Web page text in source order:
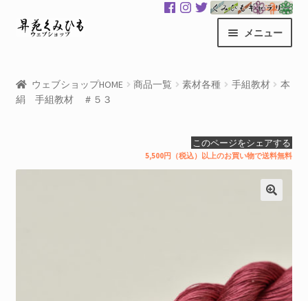
ナ
ー
シ
コ
ン
ツ
メニュー
商品一覧
マイアカウント
ニ
ュ
ー
ウェブショップHOME 商品一覧 素材各種 手組教材
本
絹 手組教材 ＃５３
このページをシェアする
5,500円（税込）以上のお買い物で送料無料